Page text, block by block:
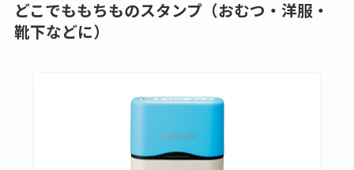
どこでももちものスタンプ（おむつ・洋服・
靴下などに）